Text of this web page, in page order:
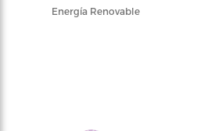
Energía Renovable